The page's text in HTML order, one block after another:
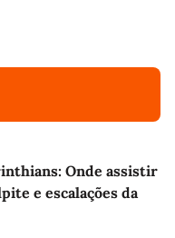
Onde assistir
e escalações da